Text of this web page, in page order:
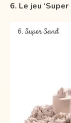
6. Le jeu ‘Super